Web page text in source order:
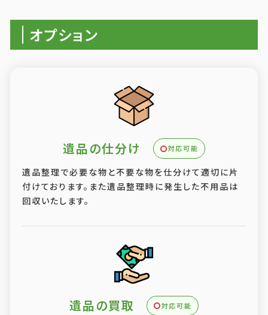
オプション
遺品の仕分け 対応可能
遺品整理で必要な物と不要な物を仕分けて適切に片
付けております。また遺品整理時に発生した不用品は
回収いたします。
遺品の買取 対応可能